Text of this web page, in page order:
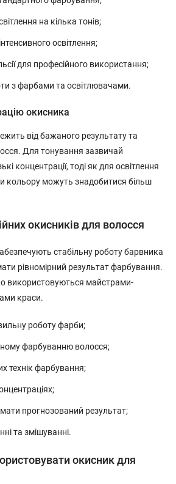
на кілька тонів;
освітлення;
для професійного використання;
з фарбами та освітлювачами.
окисника
від бажаного результату та
Для тонування зазвичай
концентрації, тоді як для освітлення
кольору можуть знадобитися більш
окисників для волосся
стабільну роботу барвника
рівномірний результат фарбування.
використовуються майстрами-
краси.
роботу фарби;
фарбуванню волосся;
технік фарбування;
прогнозований результат;
та змішуванні.
окисник для